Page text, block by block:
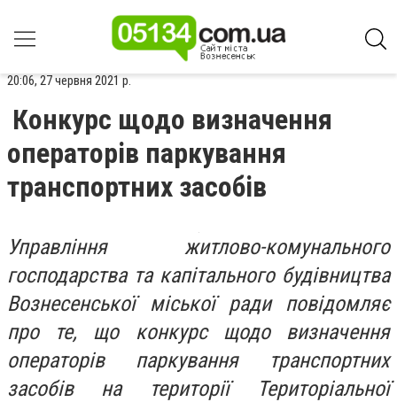
20:06, 27 червня 2021 р.
Конкурс щодо визначення
операторів паркування
транспортних засобів
Управління житлово-комунального
господарства та капітального будівництва
Вознесенської міської ради повідомляє
про те, що конкурс щодо визначення
операторів паркування транспортних
засобів на території Територіальної